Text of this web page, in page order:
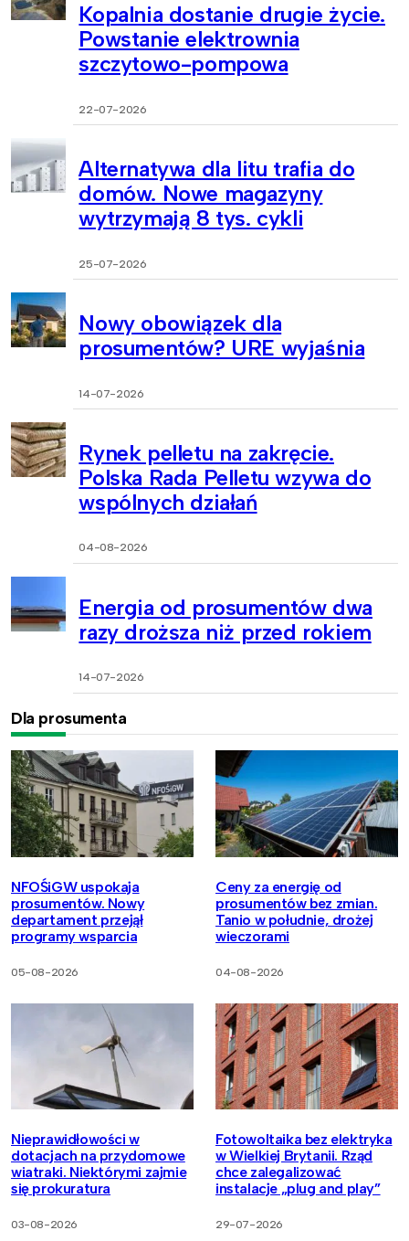
Kopalnia dostanie drugie życie.
Powstanie elektrownia
szczytowo-pompowa
22-07-2026
Alternatywa dla litu trafia do
domów. Nowe magazyny
wytrzymają 8 tys. cykli
25-07-2026
Nowy obowiązek dla
prosumentów? URE wyjaśnia
14-07-2026
Rynek pelletu na zakręcie.
Polska Rada Pelletu wzywa do
wspólnych działań
04-08-2026
Energia od prosumentów dwa
razy droższa niż przed rokiem
14-07-2026
Dla prosumenta
NFOŚiGW uspokaja
prosumentów. Nowy
departament przejął
programy wsparcia
05-08-2026
Ceny za energię od
prosumentów bez zmian.
Tanio w południe, drożej
wieczorami
04-08-2026
Nieprawidłowości w
dotacjach na przydomowe
wiatraki. Niektórymi zajmie
się prokuratura
03-08-2026
Fotowoltaika bez elektryka
w Wielkiej Brytanii. Rząd
chce zalegalizować
instalacje „plug and play”
29-07-2026